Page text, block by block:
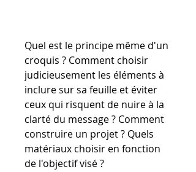
Quel est le principe même d'un
croquis ? Comment choisir
judicieusement les éléments à
inclure sur sa feuille et éviter
ceux qui risquent de nuire à la
clarté du message ? Comment
construire un projet ? Quels
matériaux choisir en fonction
de l'objectif visé ?